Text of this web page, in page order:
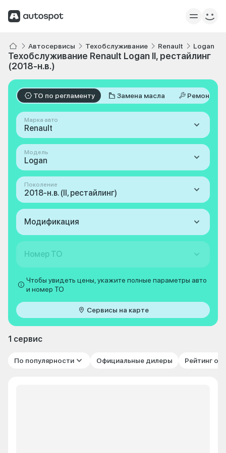
Автосервисы Техобслуживание Renault Logan
Техобслуживание Renault Logan II, рестайлинг
(2018-н.в.)
ТО по регламенту Замена масла Ремонт
Марка авто
Renault
Модель
Logan
Поколение
2018-н.в. (II, рестайлинг)
Модификация
Номер ТО
Чтобы увидеть цены, укажите полные параметры авто
и номер ТО
Сервисы на карте
1 сервис
По популярности Официальные дилеры Рейтинг